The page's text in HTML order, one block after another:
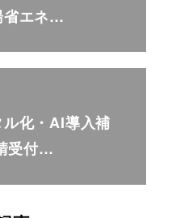
省エネ…
ル化・AI導入補
受付…